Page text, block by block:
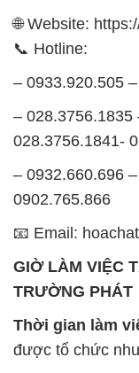
🌐 Website:
📞 Hotline:
– 0933.920.505
– 028.3756.1835
028.3756.1841-
– 0932.660.696
0902.765.866
📧 Email:
GIỜ LÀM VIỆC
TRƯỜNG PHÁT
Thời gian làm
được tổ chức